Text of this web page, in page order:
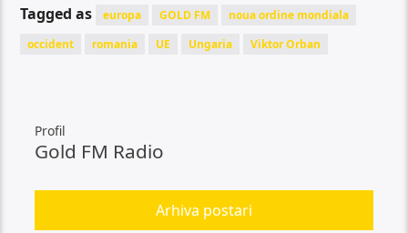
Tagged as europa GOLD FM
noua ordine mondiala
occident
romania UE Ungaria Viktor Orban
Profil
Gold FM Radio
Arhiva postari